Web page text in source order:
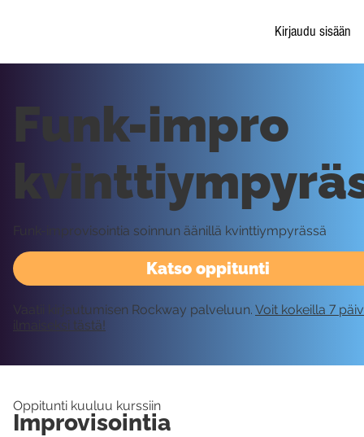
Kirjaudu sisään
Katso oppitunti
Funk-impro
Funk-improvisointia soinnun äänillä kvinttiympyrässä
Vaatii kirjautumisen Rockway palveluun. Voit kokeilla 7
ilmaiseksi tästä!
Oppitunti kuuluu kurssiin
Improvisointia